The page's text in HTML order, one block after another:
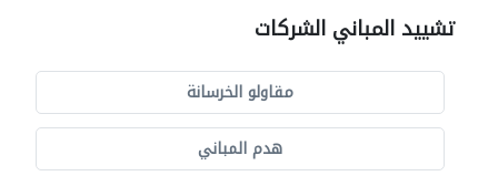
تشييد المباني الشركات
مقاولو الخرسانة
هدم المباني